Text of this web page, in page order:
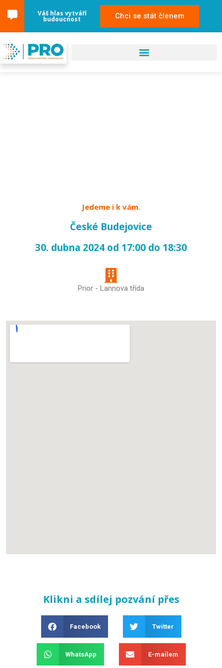
Váš hlas vytváří
budoucnost Chci se stát členem
Jedeme i k vám.
České Budejovice
30. dubna 2024 od 17:00 do 18:30
Prior - Lannova třída
Klikni a sdílej pozvání přes
Facebook Twitter
WhatsApp E-mailem